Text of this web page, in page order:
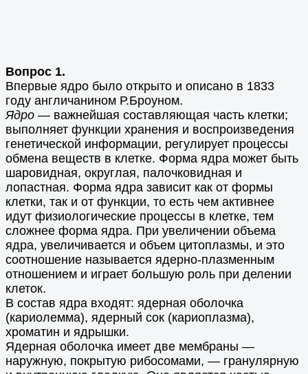
Вопрос 1.
Впервые ядро было открыто и описано в 1833
году англичанином Р.Броуном.
Ядро — важнейшая составляющая часть клетки;
выполняет функции хранения и воспроизведения
генетической информации, регулирует процессы
обмена веществ в клетке. Форма ядра может быть
шаровидная, округлая, палочковидная и
лопастная. Форма ядра зависит как от формы
клетки, так и от функции, то есть чем активнее
идут физиологические процессы в клетке, тем
сложнее форма ядра. При увеличении объема
ядра, увеличивается и объем цитоплазмы, и это
соотношение называется ядерно-плазменным
отношением и играет большую роль при делении
клеток.
В состав ядра входят: ядерная оболочка
(кариолемма), ядерный сок (кариоплазма),
хроматин и ядрышки.
Ядерная оболочка имеет две мембраны —
наружную, покрытую рибосомами, — гранулярную